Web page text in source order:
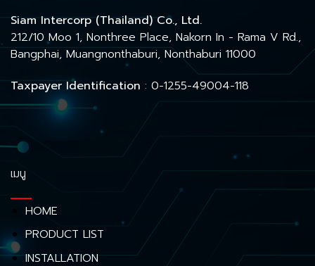
Siam Intercorp (Thailand) Co., Ltd.
212/10 Moo 1, Nonthree Place, Nakorn In - Rama V Rd.,
Bangphai, Muangnonthaburi, Nonthaburi 11000
Taxpayer Identification : 0-1255-49004-118
เมนู
HOME
PRODUCT LIST
INSTALLATION